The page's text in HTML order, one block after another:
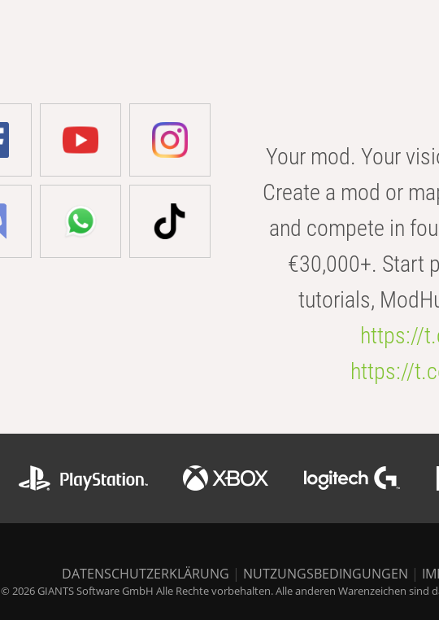
Your mod. Your
Create a mod or
and compete in
€30,000+. Start
tutorials,
https://
https://
DATENSCHUTZERKLÄRUNG | NUTZUNGSBEDINGUNGEN |
© 2026 GIANTS Software GmbH Alle Rechte vorbehalten. Alle anderen Warenzeichen sind